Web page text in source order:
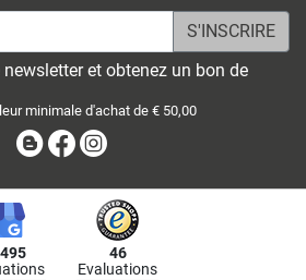
newsletter et obtenez un bon de
minimale d'achat de € 50,00
BlogFacebook
46
Evaluations